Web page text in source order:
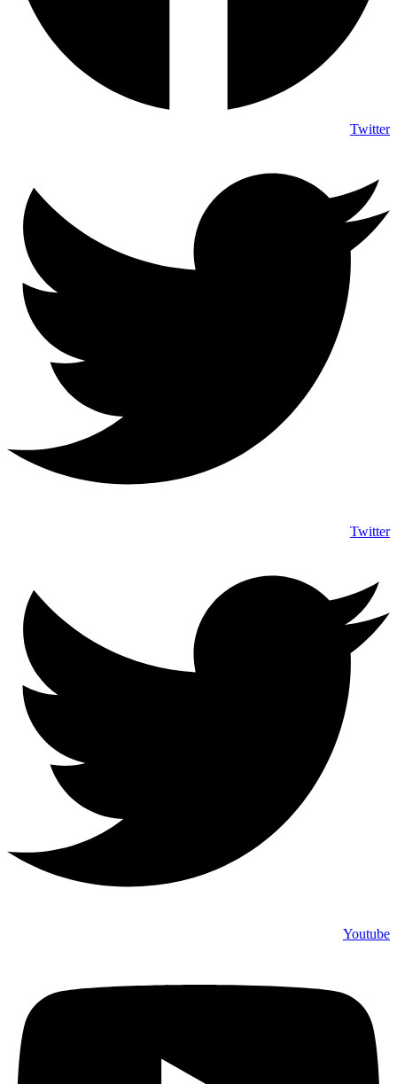
Twitter
Twitter
Youtube